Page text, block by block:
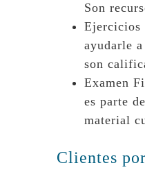
Son
Ejercicios
ayudarle
son
Examen
es parte
material
Clientes